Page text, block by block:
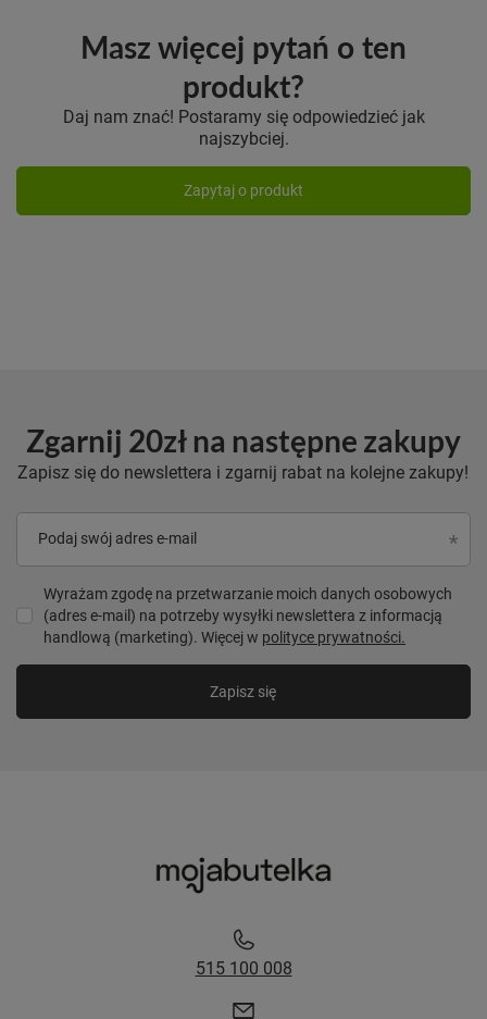
Masz więcej pytań o ten
produkt?
Daj nam znać! Postaramy się odpowiedzieć jak
najszybciej.
Zapytaj o produkt
Zgarnij 20zł na następne zakupy
Zapisz się do newslettera i zgarnij rabat na kolejne zakupy!
Podaj swój adres e-mail
Wyrażam zgodę na przetwarzanie moich danych osobowych
(adres e-mail) na potrzeby wysyłki newslettera z informacją
handlową (marketing). Więcej w polityce prywatności.
Zapisz się
515 100 008